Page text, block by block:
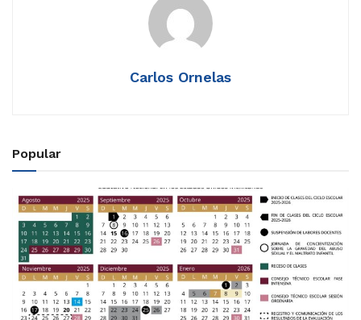
Carlos Ornelas
Popular